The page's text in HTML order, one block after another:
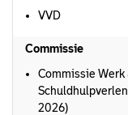
VVD
Commissie
Commissie Werk
2026)